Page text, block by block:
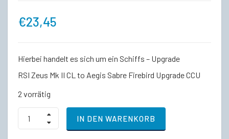
€23,45
Hierbei handelt es sich um ein Schiffs – Upgrade
RSI Zeus Mk II CL to Aegis Sabre Firebird Upgrade CCU
2 vorrätig
RSI
Zeus
Mk
IN DEN WARENKORB